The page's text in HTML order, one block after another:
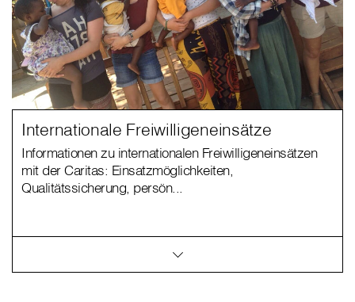
Internationale Freiwilligeneinsätze
Informationen zu internationalen Freiwilligeneinsätzen
mit der Caritas: Einsatzmöglichkeiten,
Qualitätssicherung, persön...